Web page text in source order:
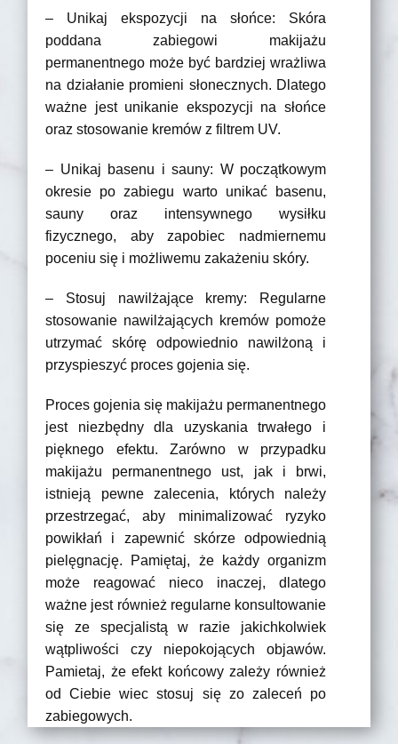
– Unikaj ekspozycji na słońce: Skóra
poddana zabiegowi makijażu
permanentnego może być bardziej wrażliwa
na działanie promieni słonecznych. Dlatego
ważne jest unikanie ekspozycji na słońce
oraz stosowanie kremów z filtrem UV.
– Unikaj basenu i sauny: W początkowym
okresie po zabiegu warto unikać basenu,
sauny oraz intensywnego wysiłku
fizycznego, aby zapobiec nadmiernemu
poceniu się i możliwemu zakażeniu skóry.
– Stosuj nawilżające kremy: Regularne
stosowanie nawilżających kremów pomoże
utrzymać skórę odpowiednio nawilżoną i
przyspieszyć proces gojenia się.
Proces gojenia się makijażu permanentnego
jest niezbędny dla uzyskania trwałego i
pięknego efektu. Zarówno w przypadku
makijażu permanentnego ust, jak i brwi,
istnieją pewne zalecenia, których należy
przestrzegać, aby minimalizować ryzyko
powikłań i zapewnić skórze odpowiednią
pielęgnację. Pamiętaj, że każdy organizm
może reagować nieco inaczej, dlatego
ważne jest również regularne konsultowanie
się ze specjalistą w razie jakichkolwiek
wątpliwości czy niepokojących objawów.
Pamietaj, że efekt końcowy zależy również
od Ciebie wiec stosuj się zo zaleceń po
zabiegowych.